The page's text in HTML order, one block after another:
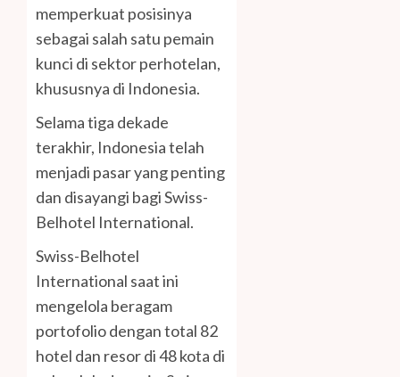
memperkuat posisinya
sebagai salah satu pemain
kunci di sektor perhotelan,
khususnya di Indonesia.
Selama tiga dekade
terakhir, Indonesia telah
menjadi pasar yang penting
dan disayangi bagi Swiss-
Belhotel International.
Swiss-Belhotel
International saat ini
mengelola beragam
portofolio dengan total 82
hotel dan resor di 48 kota di